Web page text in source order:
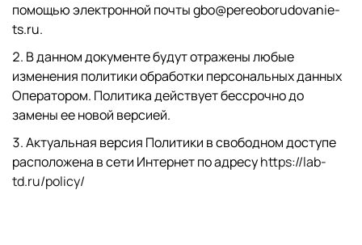
помощью электронной почты gbo@pereoborudovanie-
ts.ru.
В данном документе будут отражены любые
изменения политики обработки персональных данных
Оператором. Политика действует бессрочно до
замены ее новой версией.
Актуальная версия Политики в свободном доступе
расположена в сети Интернет по адресуhttps://lab-
td.ru/policy/